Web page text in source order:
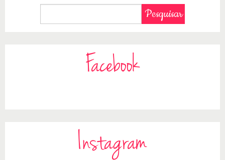
Facebook
Instagram